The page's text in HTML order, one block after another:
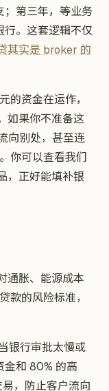
；第三年，等业务
。这套逻辑不仅
其实是 broker 的
的资金在运作，
如果你不准备这
向别处，甚至连
。你可以查看我们
，正好能填补银
通胀、能源成本
款的风险标准，
银行审批太慢或
金和 80% 的高
，防止客户流向